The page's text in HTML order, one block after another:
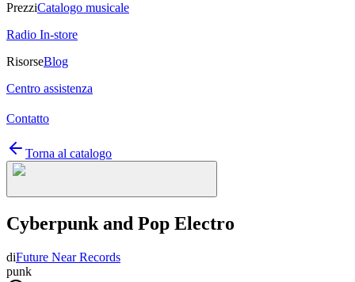
PrezziCatalogo musicale
Radio In-store
RisorseBlog
Centro assistenza
Contatto
Torna al catalogo
Cyberpunk and Pop Electro
diFuture Near Records
punk